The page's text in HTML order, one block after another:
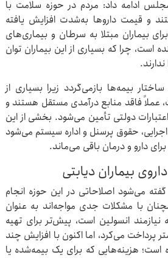
ادامه داد: مردم در حوزه سلامت با
و قیمت داروها به‌شدت افزایش یافته
بیماران مبتلا به سرطان و بیماری‌های
است، چرا که بسیاری از این بیماران توان
بیمه‌ها بازمی‌گردد زیرا بسیاری از
عملاً فاقد منابع درآمدی مستقل هستند و
دولتی تأمین می‌شود. بخشی از این
حقوق پرسنل و اداره سیستم می‌شود
دارو و درمان باقی می‌ماند.
بیماران دیابتی
گفته می‌شود اصلاحاتی در این حوزه انجام
با مشکلات جدی مواجه‌اند به عنوان
نیازمند انسولین است، پیش‌تر برای تهیه
پرداخت می‌کرد، اما اکنون با افزایش چند
است؛ هزینه‌هایی که برای یک بیمه‌شده یا